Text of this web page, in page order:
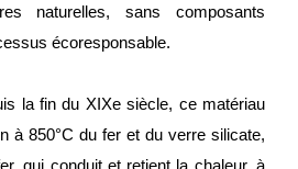
naturelles, sans composants
écoresponsable.
la fin du XIXe siècle, ce matériau
à 850°C du fer et du verre silicate,
qui conduit et retient la chaleur, à